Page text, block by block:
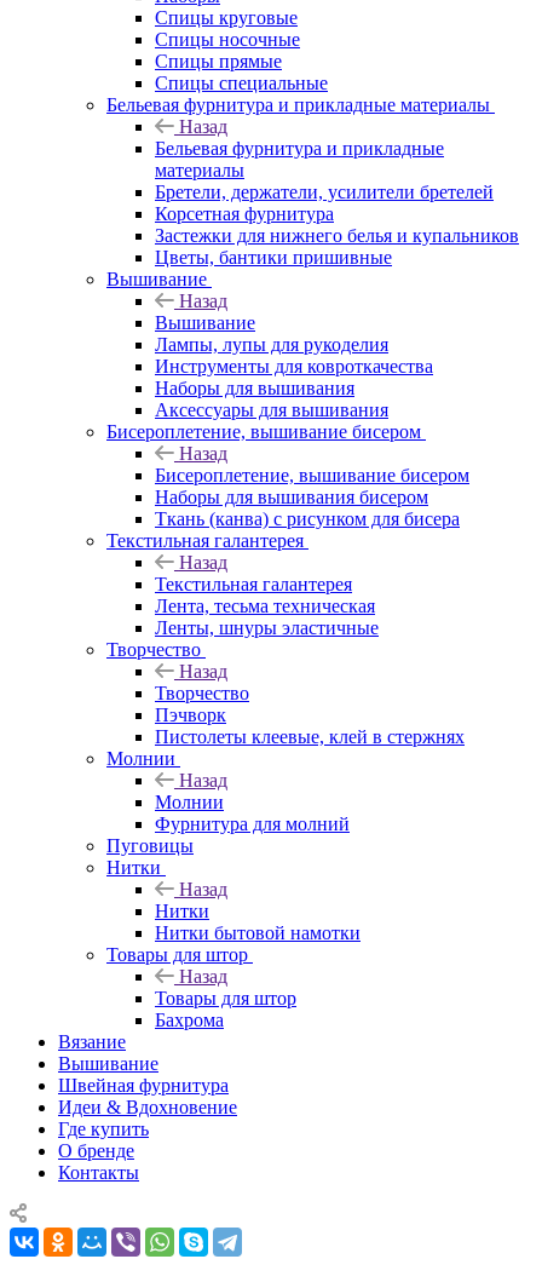
Спицы круговые
Спицы носочные
Спицы прямые
Спицы специальные
Бельевая фурнитура и прикладные материалы
Назад
Бельевая фурнитура и прикладные
материалы
Бретели, держатели, усилители бретелей
Корсетная фурнитура
Застежки для нижнего белья и купальников
Цветы, бантики пришивные
Вышивание
Назад
Вышивание
Лампы, лупы для рукоделия
Инструменты для ковроткачества
Наборы для вышивания
Аксессуары для вышивания
Бисероплетение, вышивание бисером
Назад
Бисероплетение, вышивание бисером
Наборы для вышивания бисером
Ткань (канва) с рисунком для бисера
Текстильная галантерея
Назад
Текстильная галантерея
Лента, тесьма техническая
Ленты, шнуры эластичные
Творчество
Назад
Творчество
Пэчворк
Пистолеты клеевые, клей в стержнях
Молнии
Назад
Молнии
Фурнитура для молний
Пуговицы
Нитки
Назад
Нитки
Нитки бытовой намотки
Товары для штор
Назад
Товары для штор
Бахрома
Вязание
Вышивание
Швейная фурнитура
Идеи & Вдохновение
Где купить
О бренде
Контакты